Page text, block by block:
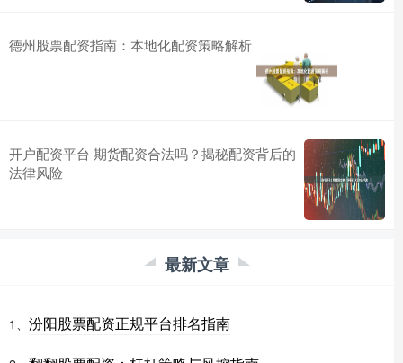
德州股票配资指南：本地化配资策略解析
开户配资平台 期货配资合法吗？揭秘配资背后的
法律风险
最新文章
1、 汾阳股票配资正规平台排名指南